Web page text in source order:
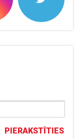
PIERAKSTĪTIES